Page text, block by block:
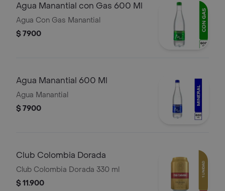
Agua Manantial con Gas 600 Ml
Agua Con Gas Manantial
$ 7900
Agua Manantial 600 Ml
Agua Manantial
$ 7900
Club Colombia Dorada
Club Colombia Dorada 330 ml
$ 11.900